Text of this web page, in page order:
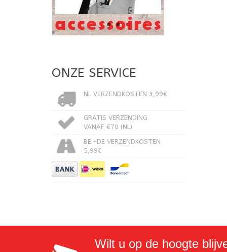
ONZE SERVICE
NL VERZENDKOSTEN 3,99€
GRATIS VERZENDING
VANAF €70 (NL)
BE +DE VERZENDKOSTEN
5,99€
Wilt u op de hoogte